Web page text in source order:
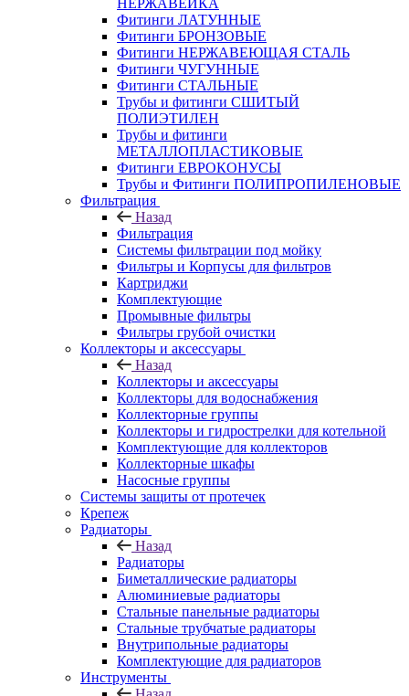
НЕРЖАВЕЙКА
Фитинги ЛАТУННЫЕ
Фитинги БРОНЗОВЫЕ
Фитинги НЕРЖАВЕЮЩАЯ СТАЛЬ
Фитинги ЧУГУННЫЕ
Фитинги СТАЛЬНЫЕ
Трубы и фитинги СШИТЫЙ
ПОЛИЭТИЛЕН
Трубы и фитинги
МЕТАЛЛОПЛАСТИКОВЫЕ
Фитинги ЕВРОКОНУСЫ
Трубы и Фитинги ПОЛИПРОПИЛЕНОВЫЕ
Фильтрация
Назад
Фильтрация
Системы фильтрации под мойку
Фильтры и Корпусы для фильтров
Картриджи
Комплектующие
Промывные фильтры
Фильтры грубой очистки
Коллекторы и аксессуары
Назад
Коллекторы и аксессуары
Коллекторы для водоснабжения
Коллекторные группы
Коллекторы и гидрострелки для котельной
Комплектующие для коллекторов
Коллекторные шкафы
Насосные группы
Системы защиты от протечек
Крепеж
Радиаторы
Назад
Радиаторы
Биметаллические радиаторы
Алюминиевые радиаторы
Стальные панельные радиаторы
Стальные трубчатые радиаторы
Внутрипольные радиаторы
Комплектующие для радиаторов
Инструменты